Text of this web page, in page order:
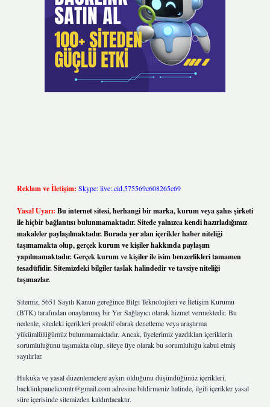
Reklam ve İletişim: Skype: live:.cid.575569c608265c69
Yasal Uyarı: Bu internet sitesi, herhangi bir marka, kurum veya şahıs şirketi
ile hiçbir bağlantısı bulunmamaktadır. Sitede yalnızca kendi hazırladığımız
makaleler paylaşılmaktadır. Burada yer alan içerikler haber niteliği
taşımamakta olup, gerçek kurum ve kişiler hakkında paylaşım
yapılmamaktadır. Gerçek kurum ve kişiler ile isim benzerlikleri tamamen
tesadüfidir. Sitemizdeki bilgiler taslak halindedir ve tavsiye niteliği
taşımazlar.
Sitemiz, 5651 Sayılı Kanun gereğince Bilgi Teknolojileri ve İletişim Kurumu
(BTK) tarafından onaylanmış bir Yer Sağlayıcı olarak hizmet vermektedir. Bu
nedenle, sitedeki içerikleri proaktif olarak denetleme veya araştırma
yükümlülüğümüz bulunmamaktadır. Ancak, üyelerimiz yazdıkları içeriklerin
sorumluluğunu taşımakta olup, siteye üye olarak bu sorumluluğu kabul etmiş
sayılırlar.
Hukuka ve yasal düzenlemelere aykırı olduğunu düşündüğünüz içerikleri,
backlinkpanelicomtr@gmail.comadresine bildirmeniz halinde, ilgili içerikler yasal
süre içerisinde sitemizden kaldırılacaktır.